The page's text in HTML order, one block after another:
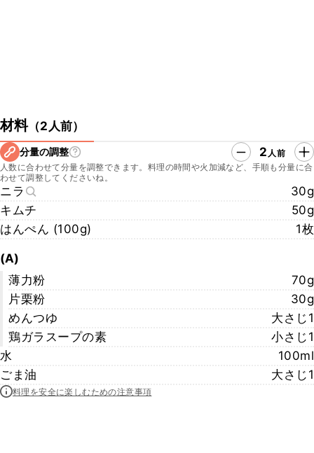
材料（2人前）
分量の調整 2 人前
人数に合わせて分量を調整できます。料理の時間や火加減など、手順も分量に合
わせて調整してくださいね。
ニラ
30g
キムチ
50g
はんぺん (100g)
1枚
(A)
薄力粉
70g
片栗粉
30g
めんつゆ
大さじ1
鶏ガラスープの素
小さじ1
水
100ml
ごま油
大さじ1
料理を安全に楽しむための注意事項